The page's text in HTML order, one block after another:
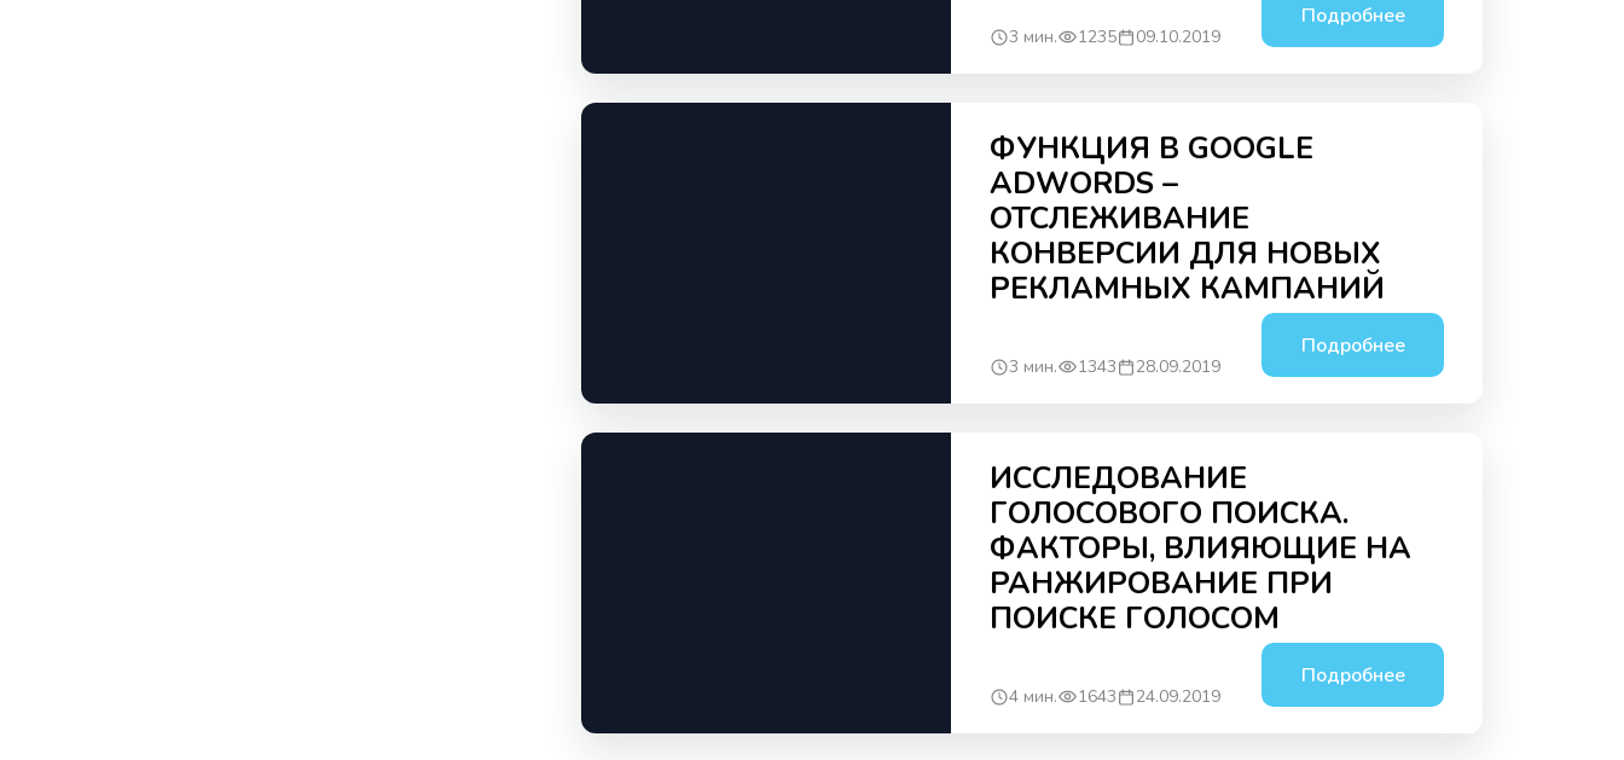
3 мин. 1235 09.10.2019
Подробнее
ФУНКЦИЯ В GOOGLE
ADWORDS –
ОТСЛЕЖИВАНИЕ
КОНВЕРСИИ ДЛЯ НОВЫХ
РЕКЛАМНЫХ КАМПАНИЙ
3 мин. 1343 28.09.2019
Подробнее
ИССЛЕДОВАНИЕ
ГОЛОСОВОГО ПОИСКА.
ФАКТОРЫ, ВЛИЯЮЩИЕ НА
РАНЖИРОВАНИЕ ПРИ
ПОИСКЕ ГОЛОСОМ
4 мин. 1643 24.09.2019
Подробнее